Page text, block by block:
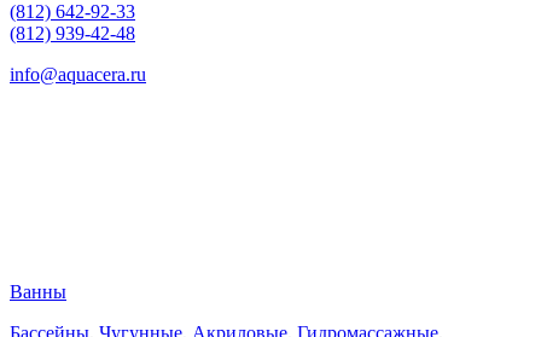
(812) 642-92-33
(812) 939-42-48
info@aquacera.ru
Ванны
Бассейны, Чугунные, Акриловые, Гидромассажные,